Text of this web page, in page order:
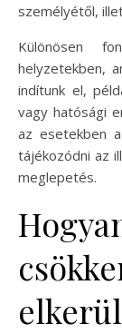
személyétől,
Különösen
helyzetekben,
indítunk el,
vagy hatósági
az esetekben
tájékozódni az
meglepetés.